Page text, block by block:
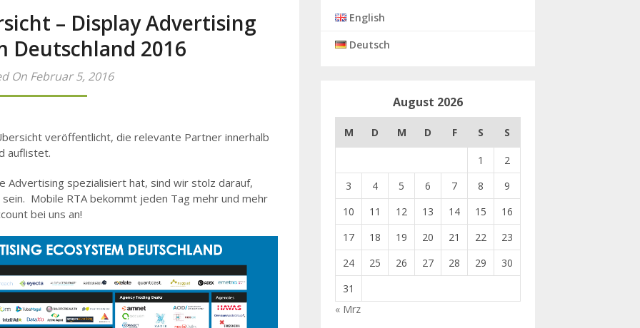
– Display Advertising
Deutschland 2016
On Februar 5, 2016
veröffentlicht, die relevante Partner innerhalb
auflistet.
Advertising spezialisiert hat, sind wir stolz darauf,
Mobile RTA bekommt jeden Tag mehr und mehr
bei uns an!
English
Deutsch
August 2026
M D M D F S S
1
2
3
4 5 6 7 8
9
10
11 12 13 14 15
16
17
18 19 20 21 22
23
24
25 26 27 28 29
30
31
« Mrz